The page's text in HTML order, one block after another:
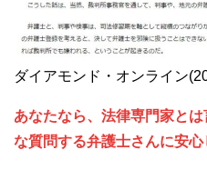
ダイアモンド・オンライン
あなたなら、法律専門家と
な質問する弁護士さんに安